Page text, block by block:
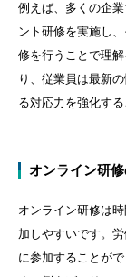
例えば、多くの企
ント研修を実施し
修を行うことで理
り、従業員は最新
る対応力を強化する
オンライン研
オンライン研修は
加しやすいです。
に参加することが